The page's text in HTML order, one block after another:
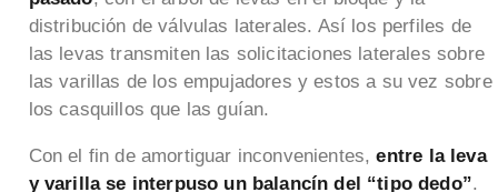
distribución de válvulas laterales. Así los perfiles de
las levas transmiten las solicitaciones laterales sobre
las varillas de los empujadores y estos a su vez sobre
los casquillos que las guían.
Con el fin de amortiguar inconvenientes,entre la leva
y varilla se interpuso un balancín del “tipo dedo”.